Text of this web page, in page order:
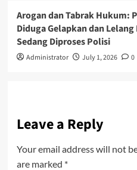
Arogan dan Tabrak Hukum:
Diduga Gelapkan dan
Sedang Diproses Polisi
Administrator July 1, 2026 0
Leave a Reply
Your email address will not
are marked *